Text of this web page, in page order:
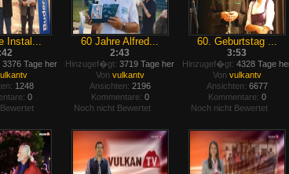
Instal...
3376 Tage her
1248
0
60 Jahre Alfred...
2:43
Hinzugef�gt: 3719 Tage her
Von vulkantv
Ansichten: 2196
Kommentare: 0
Noch nicht Bewertet
60. Geburtstag ...
3:53
Hinzugef�gt: 4328 Tage
Von vulkantv
Ansichten: 6677
Kommentare: 0
Noch nicht Bewertet